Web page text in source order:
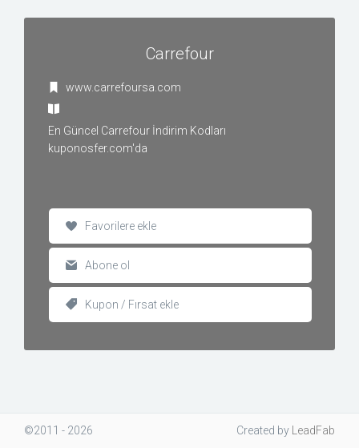
Carrefour
www.carrefoursa.com
En Güncel Carrefour İndirim Kodları
kuponosfer.com'da
Favorilere ekle
Abone ol
Kupon / Fırsat ekle
©2011 - 2026 Created by LeadFab